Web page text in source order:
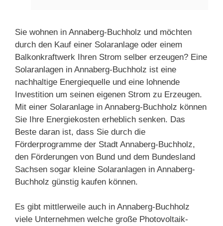
Sie wohnen in Annaberg-Buchholz und möchten
durch den Kauf einer Solaranlage oder einem
Balkonkraftwerk Ihren Strom selber erzeugen? Eine
Solaranlagen in Annaberg-Buchholz ist eine
nachhaltige Energiequelle und eine lohnende
Investition um seinen eigenen Strom zu Erzeugen.
Mit einer Solaranlage in Annaberg-Buchholz können
Sie Ihre Energiekosten erheblich senken. Das
Beste daran ist, dass Sie durch die
Förderprogramme der Stadt Annaberg-Buchholz,
den Förderungen von Bund und dem Bundesland
Sachsen sogar kleine Solaranlagen in Annaberg-
Buchholz günstig kaufen können.
Es gibt mittlerweile auch in Annaberg-Buchholz
viele Unternehmen welche große Photovoltaik-